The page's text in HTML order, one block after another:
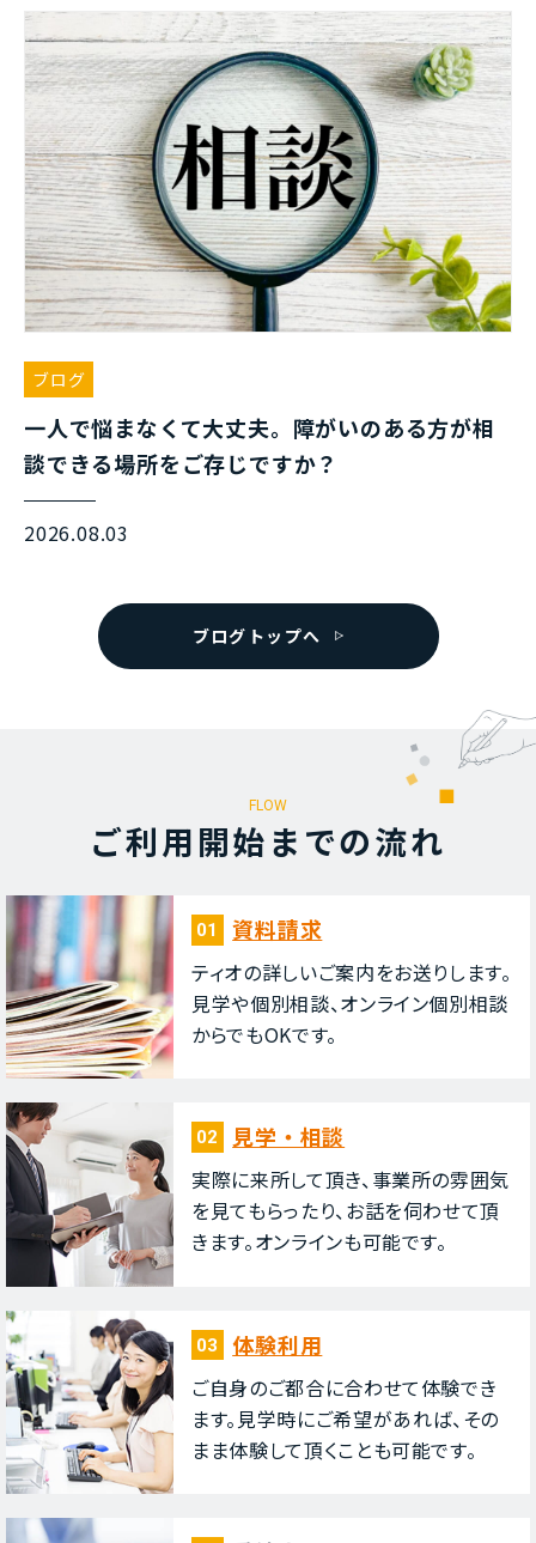
ブログ
一人で悩まなくて大丈夫。障がいのある方が相
談できる場所をご存じですか？
2026.08.03
ブログトップへ
FLOW
ご利⽤開始までの流れ
01 資料請求
ティオの詳しいご案内をお送りします。
⾒学や個別相談、オンライン個別相談
からでもOKです。
02 ⾒学・相談
実際に来所して頂き、事業所の雰囲気
を⾒てもらったり、お話を伺わせて頂
きます。オンラインも可能です。
03 体験利⽤
ご⾃⾝のご都合に合わせて体験でき
ます。⾒学時にご希望があれば、その
まま体験して頂くことも可能です。